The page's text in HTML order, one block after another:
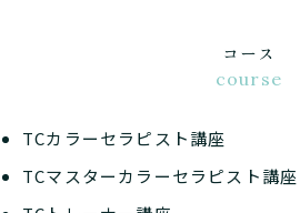
コース
course
TCカラーセラピスト講座
TCマスターカラーセラピスト講座